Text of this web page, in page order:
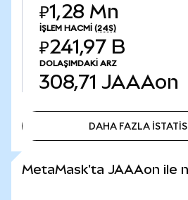
₽1,28 Mn
İŞLEM HACMI (24S)
₽241,97 B
DOLAŞIMDAKI ARZ
308,71 JAAAon
DAHA FAZLA
MetaMask'ta JAAAon ile